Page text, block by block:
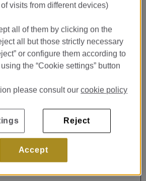
اعمل حجزك عبر
visits from different devices).
all of them by clicking on the
all but those strictly necessary
or configure them according to
the “Cookie settings” button.
please consult ourcookie policy
Reject
Accept